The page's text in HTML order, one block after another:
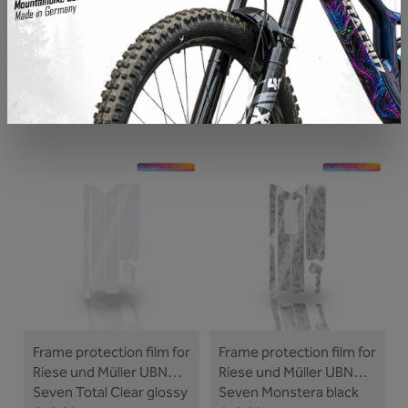
FRAME PROTECTOR FOR RIESE UND
MÜLLER UBN
Frame protection film for
Riese und Müller UBN
Seven Total Clear glossy
Frame protection film for
Riese und Müller UBN
Seven Monstera black